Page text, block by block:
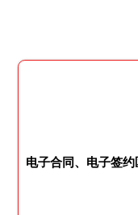
电子合同、电子签